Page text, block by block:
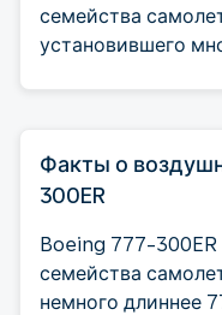
семейства
установившего
Факты о
300ER
Boeing 777-
семейства
немного длиннее